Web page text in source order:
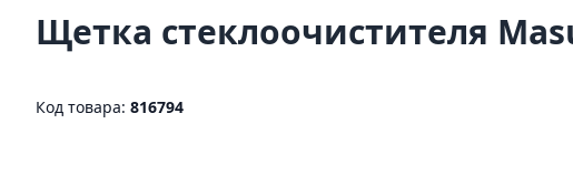
Щетка стеклоочистителя
Код товара: 816794